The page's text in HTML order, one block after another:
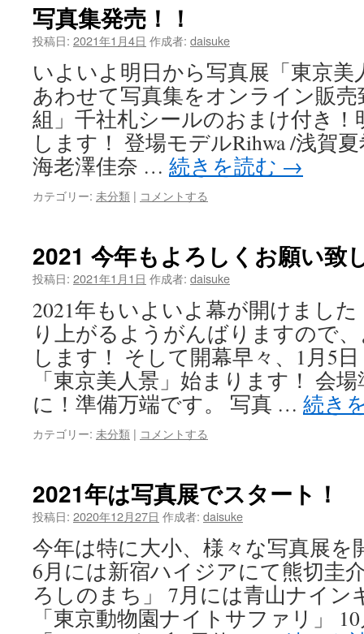
写真集発売！！
投稿日: 2021年1月4日 作成者: daisuke
いよいよ明日から写真展「東京
あわせて写真集をオンライン販
組」千社札シールのおまけ付き！
します！ 登場モデルRihwa /浅賀
海老澤佳奈 … 続きを読む →
カテゴリー: 未分類 | コメントする
2021 今年もよろしくお願い致
投稿日: 2021年1月1日 作成者: daisuke
2021年もいよいよ幕が開けまし
り上がるようがんばりますので
します！ そして開幕早々、1月5
「東京美人景」始まります！ 会
に！準備万端です。 写真 … 続き
カテゴリー: 未分類 | コメントする
2021年は写真展でスタート！
投稿日: 2020年12月27日 作成者: daisuke
今年は特に大小、様々な写真展を
6月には新宿ハイジアにて熊切圭
ろしのまち」 7月には青山ナイン
「東京動物園ナイトサファリ」